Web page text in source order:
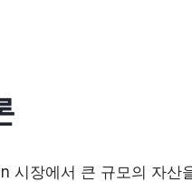
시장에서 큰 규모의 자산